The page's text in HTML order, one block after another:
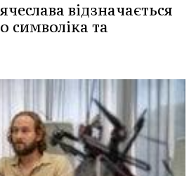
відзначається
символіка та